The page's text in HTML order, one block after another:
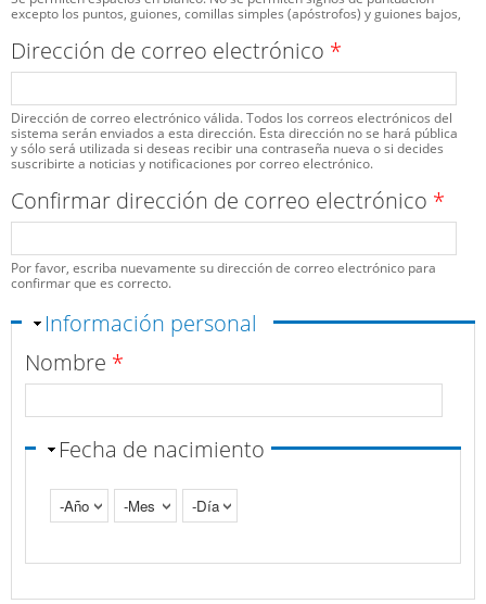
excepto los puntos, guiones, comillas simples (apóstrofos) y guiones bajos,
Dirección de correo electrónico *
Dirección de correo electrónico válida. Todos los correos electrónicos del
sistema serán enviados a esta dirección. Esta dirección no se hará pública
y sólo será utilizada si deseas recibir una contraseña nueva o si decides
suscribirte a noticias y notificaciones por correo electrónico.
Confirmar dirección de correo electrónico *
Por favor, escriba nuevamente su dirección de correo electrónico para
confirmar que es correcto.
Ocultar
Información personal
Nombre *
Fecha de nacimiento
Año
Mes Día